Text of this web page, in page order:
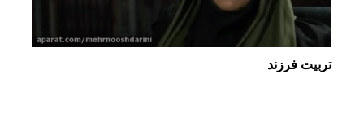
تربیت فرزند